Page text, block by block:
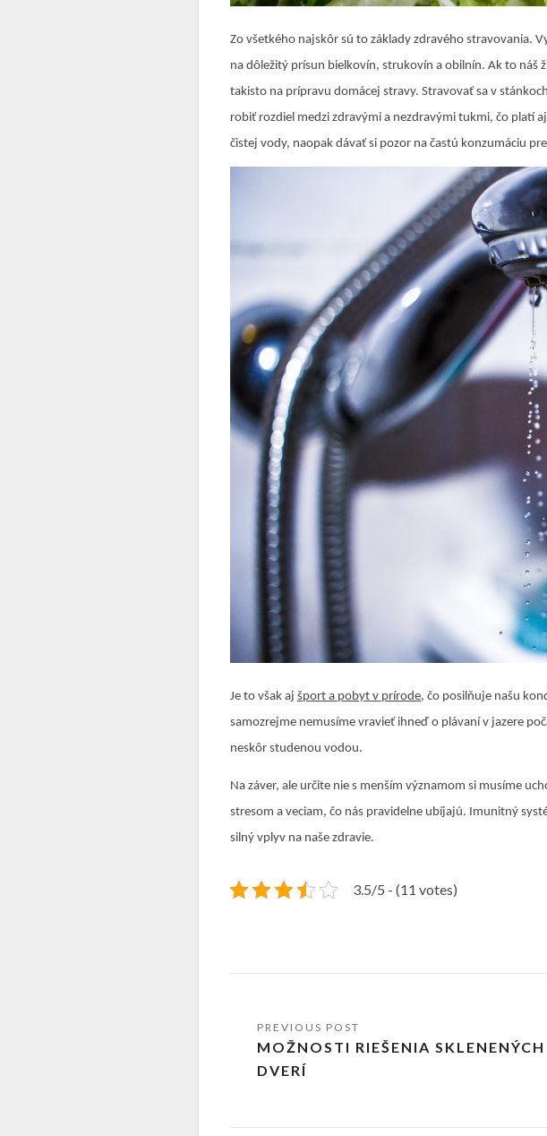
Zo všetkého najskôr sú to základy zdravého stravovania.
na dôležitý prísun bielkovín, strukovín a obilnín. Ak to náš
takisto na prípravu domácej stravy. Stravovať sa v
robiť rozdiel medzi zdravými a nezdravými tukmi, čo platí
čistej vody, naopak dávať si pozor na častú konzumáciu
Je to však aj šport a pobyt v prírode, čo posilňuje našu
samozrejme nemusíme vravieť ihneď o plávaní v jazere
neskôr studenou vodou.
Na záver, ale určite nie s menším významom si musíme
stresom a veciam, čo nás pravidelne ubíjajú. Imunitný
silný vplyv na naše zdravie.
3.5/5 - (11 votes)
MOŽNOSTI RIEŠENIA SKLENENÝCH
DVERÍ